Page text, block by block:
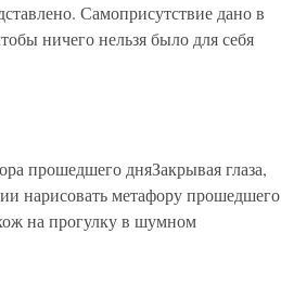
Самоприсутствие дано в
ничего нельзя было для себя
прошедшего дняЗакрывая глаза,
нарисовать метафору прошедшего
на прогулку в шумном